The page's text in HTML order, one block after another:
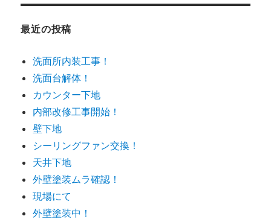
ー
最近の投稿
洗面所内装工事！
洗面台解体！
カウンター下地
内部改修工事開始！
壁下地
シーリングファン交換！
天井下地
外壁塗装ムラ確認！
現場にて
外壁塗装中！